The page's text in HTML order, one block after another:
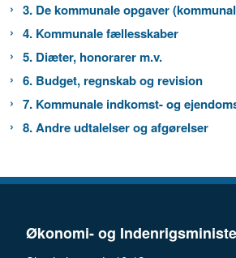
3. De kommunale opgaver
4. Kommunale fællesskaber
5. Diæter, honorarer m.v.
6. Budget, regnskab og revision
7. Kommunale indkomst- og
8. Andre udtalelser og afgørelser
Økonomi- og